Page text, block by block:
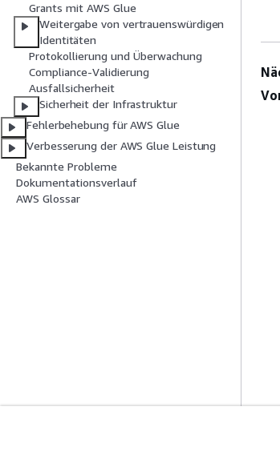
Grants mit AWS Glue
Weitergabe von vertrauenswürdigen
Identitäten
Protokollierung und Überwachung
Compliance-Validierung
Ausfallsicherheit
Sicherheit der Infrastruktur
Fehlerbehebung für AWS Glue
Verbesserung der AWS Glue Leistung
Bekannte Probleme
Dokumentationsverlauf
AWS Glossar